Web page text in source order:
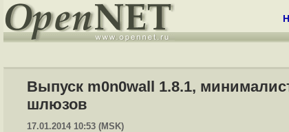
Выпуск m0n0wall 1.8.1,
шлюзов
17.01.2014 10:53 (MSK)